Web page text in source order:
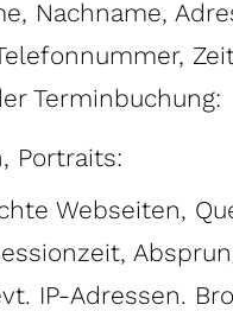
Nachname,
Terminbuchung:
Portraits:
Webseiten,
IP-Adressen.